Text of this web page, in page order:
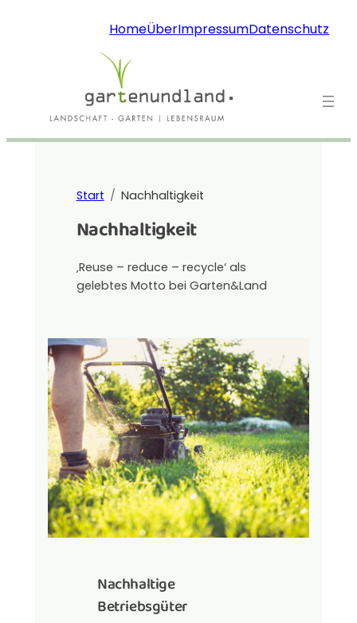
HomeÜberImpressumDatenschutz
Start Nachhaltigkeit
Nachhaltigkeit
‚Reuse – reduce – recycle‘ als
gelebtes Motto bei Garten&Land
Nachhaltige
Betriebsgüter